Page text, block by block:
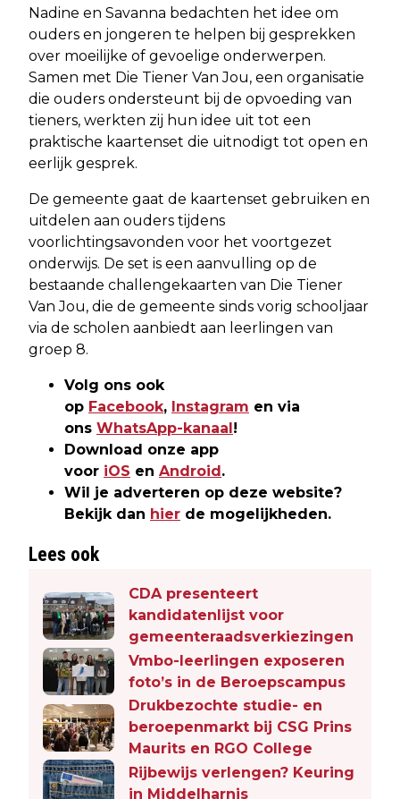
Nadine en Savanna bedachten het idee om
ouders en jongeren te helpen bij gesprekken
over moeilijke of gevoelige onderwerpen.
Samen met Die Tiener Van Jou, een organisatie
die ouders ondersteunt bij de opvoeding van
tieners, werkten zij hun idee uit tot een
praktische kaartenset die uitnodigt tot open en
eerlijk gesprek.
De gemeente gaat de kaartenset gebruiken en
uitdelen aan ouders tijdens
voorlichtingsavonden voor het voortgezet
onderwijs. De set is een aanvulling op de
bestaande challengekaarten van Die Tiener
Van Jou, die de gemeente sinds vorig schooljaar
via de scholen aanbiedt aan leerlingen van
groep 8.
Volg ons ook
op Facebook, Instagram en via
ons WhatsApp-kanaal !
Download onze app
voor iOS en Android .
Wil je adverteren op deze website?
Bekijk dan hier de mogelijkheden.
Lees ook
CDA presenteert
kandidatenlijst voor
gemeenteraadsverkiezingen
Vmbo-leerlingen exposeren
foto’s in de Beroepscampus
Drukbezochte studie- en
beroepenmarkt bij CSG Prins
Maurits en RGO College
Rijbewijs verlengen? Keuring
in Middelharnis